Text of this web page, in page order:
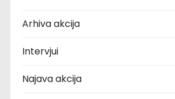
Arhiva akcija
Intervjui
Najava akcija